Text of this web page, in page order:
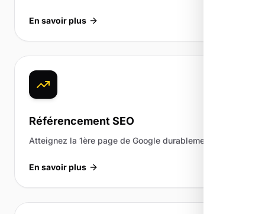
En savoir plus
Référencement SEO
Atteignez la 1ère page de Google durablement.
En savoir plus